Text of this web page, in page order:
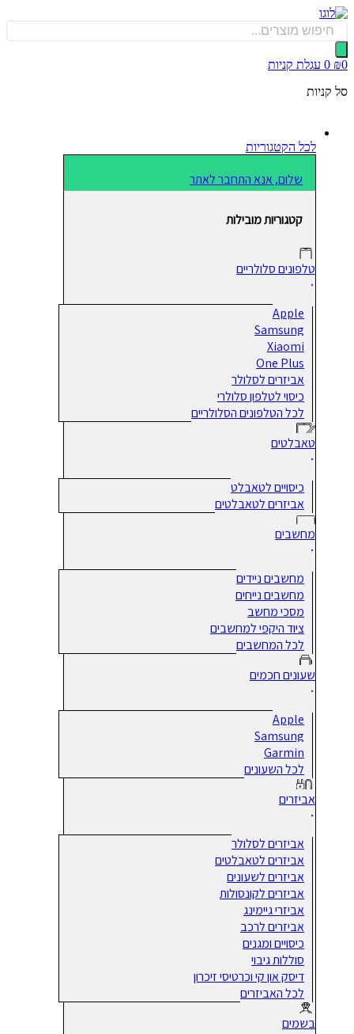
0 עגלת קניות
לכל הקטגוריות
שלום, אנא התחבר לאתר
קטגוריות מובילות
טלפונים סלולריים
Apple
Samsung
Xiaomi
One Plus
אביזרים לסלולר
כיסוי לטלפון סלולרי
לכל הטלפונים הסלולריים
טאבלטים
כיסויים לטאבלט
אביזרים לטאבלטים
מחשבים
מחשבים ניידים
מחשבים נייחים
מסכי מחשב
ציוד היקפי למחשבים
לכל המחשבים
שעונים חכמים
Apple
Samsung
Garmin
לכל השעונים
אביזרים
אביזרים לסלולר
אביזרים לטאבלטים
אביזרים לשעונים
אביזרים לקונסולות
אביזרי גיימינג
אביזרים לרכב
כיסויים ומגנים
סוללות גיבוי
דיסק און קי וכרטיסי זיכרון
לכל האביזרים
בשמים